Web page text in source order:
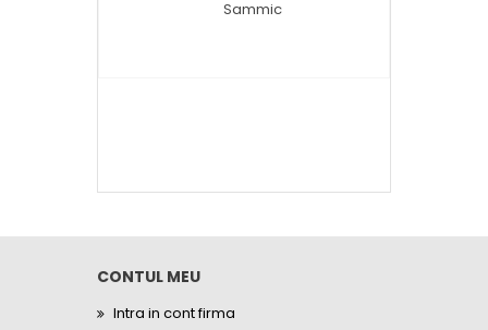
CONTUL MEU
Intra in cont firma